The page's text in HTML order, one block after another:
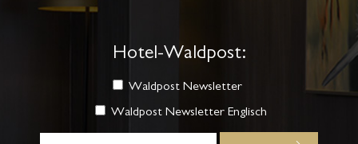
Hotel-Waldpost:
Waldpost Newsletter
Waldpost Newsletter Englisch